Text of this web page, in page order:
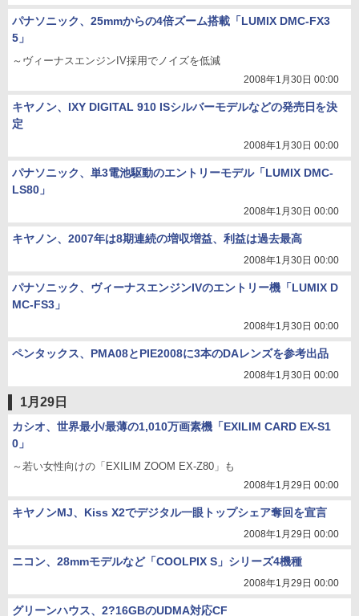
パナソニック、25mmからの4倍ズーム搭載「LUMIX DMC-FX3
5」
～ヴィーナスエンジンIV採用でノイズを低減
2008年1月30日 00:00
キヤノン、IXY DIGITAL 910 ISシルバーモデルなどの発売日を決
定
2008年1月30日 00:00
パナソニック、単3電池駆動のエントリーモデル「LUMIX DMC-
LS80」
2008年1月30日 00:00
キヤノン、2007年は8期連続の増収増益、利益は過去最高
2008年1月30日 00:00
パナソニック、ヴィーナスエンジンIVのエントリー機「LUMIX D
MC-FS3」
2008年1月30日 00:00
ペンタックス、PMA08とPIE2008に3本のDAレンズを参考出品
2008年1月30日 00:00
1月29日
カシオ、世界最小/最薄の1,010万画素機「EXILIM CARD EX-S1
0」
～若い女性向けの「EXILIM ZOOM EX-Z80」も
2008年1月29日 00:00
キヤノンMJ、Kiss X2でデジタル一眼トップシェア奪回を宣言
2008年1月29日 00:00
ニコン、28mmモデルなど「COOLPIX S」シリーズ4機種
2008年1月29日 00:00
グリーンハウス、2?16GBのUDMA対応CF